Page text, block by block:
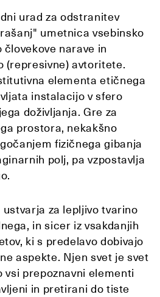
urad za odstranitev
umetnica vsebinsko
narave in
(represivne) avtoritete.
elementa etičnega
instalacijo v sfero
doživljanja. Gre za
prostora, nekakšno
fizičnega gibanja
polj, pa vzpostavlja
ustvarja za lepljivo tvarino
in sicer iz vsakdanjih
ki s predelavo dobivajo
aspekte. Njen svet je svet
vsi prepoznavni elementi
in pretirani do tiste